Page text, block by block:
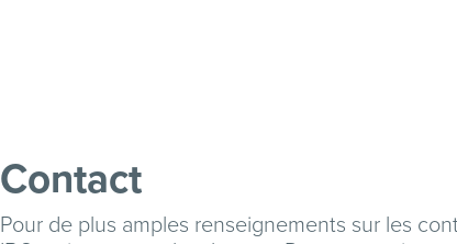
Contact
Pour de plus amples renseignements sur les